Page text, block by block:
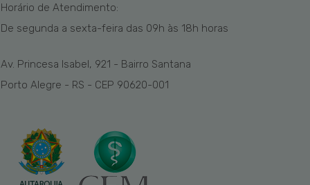
Horário de Atendimento:
De segunda a sexta-feira das 09h às 18h horas
Av. Princesa Isabel, 921 - Bairro Santana
Porto Alegre - RS - CEP 90620-001